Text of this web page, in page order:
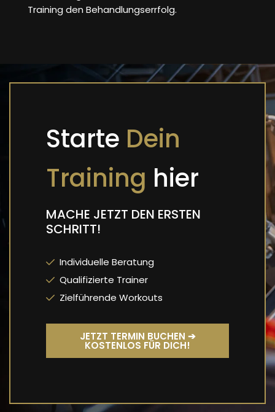
Training den Behandlungserrfolg.
Starte Dein
Training hier
MACHE JETZT DEN ERSTEN
SCHRITT!
Individuelle Beratung
Qualifizierte Trainer
Zielführende Workouts
JETZT TERMIN BUCHEN ➔
KOSTENLOS FÜR DICH!